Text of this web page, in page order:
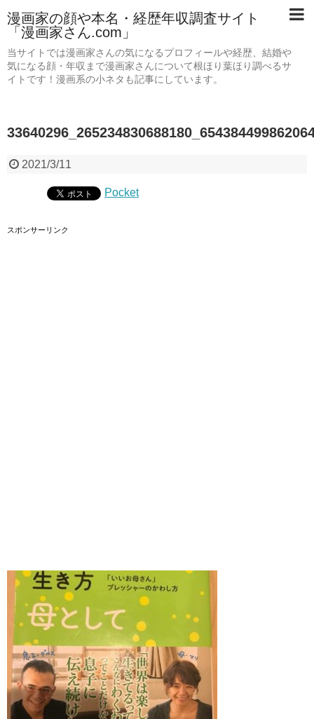
漫画家の顔や本名・経歴年収調査サイト
「漫画家さん.com」
当サイトでは漫画家さんの気になるプロフィールや経歴、結婚や
気になる顔・年収まで漫画家さんについて根ほり葉ほり調べるサ
イトです！漫画系の小ネタも記事にしています。
2021/3/11
Pocket
スポンサーリンク